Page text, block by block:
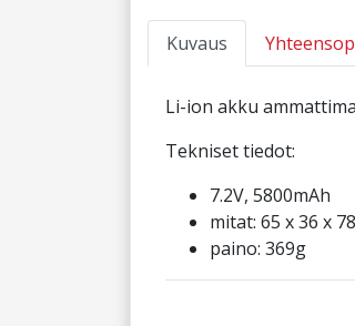
Kuvaus
Li-ion akku
Tekniset tiedot:
7.2V, 5800mAh
mitat: 65 x 36 x
paino: 369g